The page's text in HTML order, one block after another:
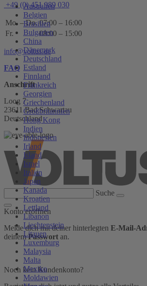
Australien
Belgien
Brasilien
Bulgarien
China
Dänemark
Deutschland
Estland
Finnland
Frankreich
Georgien
Griechenland
Großbritannien
Hong Kong
Indien
Indonesien
Irland
Island
Israel
Italien
Japan
Kanada
Kroatien
Lettland
Libanon
Liechtenstein
Litauen
Luxemburg
Malaysia
Malta
Mexiko
Moldawien
+49 (0) 451 989 030
Mo. – Do. 07:00 – 16:00
Fr.
08:00 – 15:00
info@voltus.de
FAQ
Anschrift
Loog 7
23611 Bad Schwartau
Deutschland
Suche
Konto eröffnen
Melde dich mit deiner hinterlegten E-Mail-
deinemPasswort an.
Noch kein Kundenkonto?